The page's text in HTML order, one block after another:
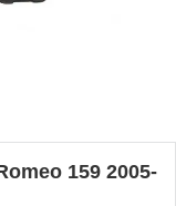
159 2005-